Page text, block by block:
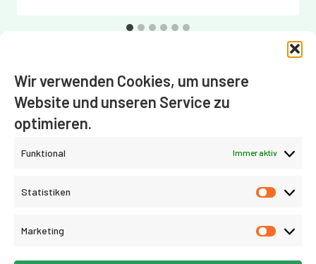
Wir verwenden Cookies, um unsere
Website und unseren Service zu
optimieren.
Funktional Immer aktiv
Statistiken
Marketing
Impressum Datenschutz Cookie-Richtlinie (EU)